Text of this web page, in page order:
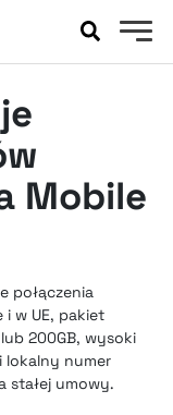
Mobile
połączenia
i w UE, pakiet
200GB, wysoki
lokalny numer
stałej umowy.